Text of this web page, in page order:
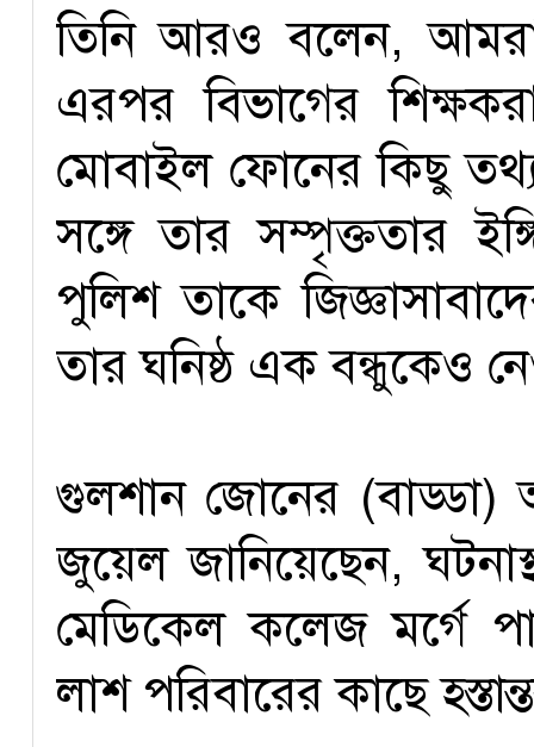
তিনি আরও বলেন, আমরা
এরপর বিভাগের
মোবাইল ফোনের কিছু
সঙ্গে তার সম্পৃক্ততার
পুলিশ তাকে
তার ঘনিষ্ঠ এক বন্ধুকেও
গুলশান জোনের (বাড্ডা)
জুয়েল জানিয়েছেন,
মেডিকেল কলেজ মর্গে
লাশ পরিবারের কাছে